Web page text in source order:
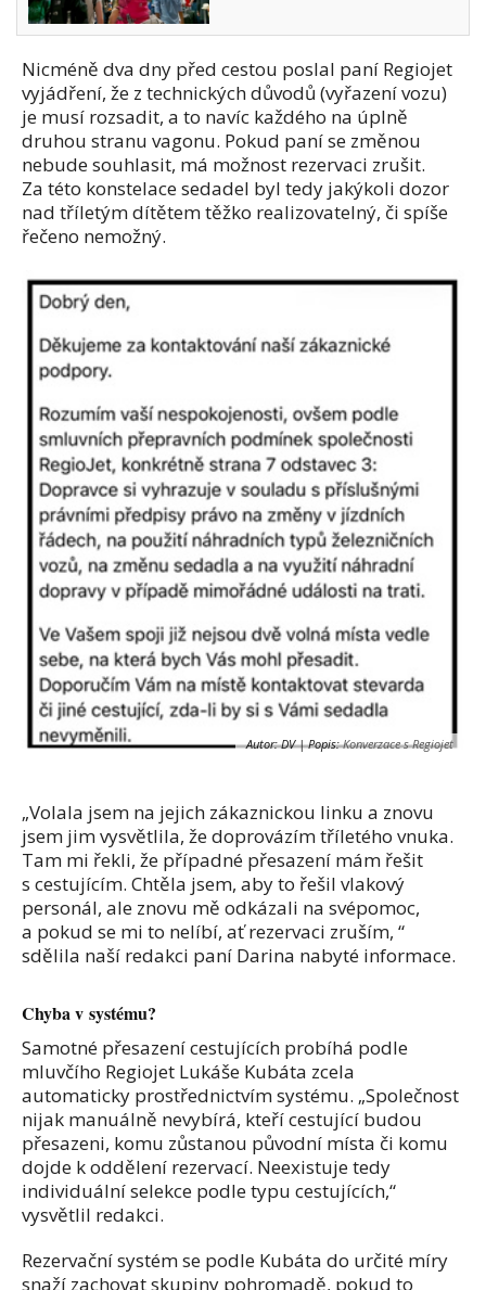
Nicméně dva dny před cestou poslal paní Regiojet
vyjádření, že z technických důvodů (vyřazení vozu)
je musí rozsadit, a to navíc každého na úplně
druhou stranu vagonu. Pokud paní se změnou
nebude souhlasit, má možnost rezervaci zrušit.
Za této konstelace sedadel byl tedy jakýkoli dozor
nad tříletým dítětem těžko realizovatelný, či spíše
řečeno nemožný.
Autor: DV | Popis:Konverzace s Regiojet
„Volala jsem na jejich zákaznickou linku a znovu
jsem jim vysvětlila, že doprovázím tříletého vnuka.
Tam mi řekli, že případné přesazení mám řešit
s cestujícím. Chtěla jsem, aby to řešil vlakový
personál, ale znovu mě odkázali na svépomoc,
a pokud se mi to nelíbí, ať rezervaci zruším, “
sdělila naší redakci paní Darina nabyté informace.
Chyba v systému?
Samotné přesazení cestujících probíhá podle
mluvčího Regiojet Lukáše Kubáta zcela
automaticky prostřednictvím systému. „Společnost
nijak manuálně nevybírá, kteří cestující budou
přesazeni, komu zůstanou původní místa či komu
dojde k oddělení rezervací. Neexistuje tedy
individuální selekce podle typu cestujících,“
vysvětlil redakci.
Rezervační systém se podle Kubáta do určité míry
snaží zachovat skupiny pohromadě, pokud to